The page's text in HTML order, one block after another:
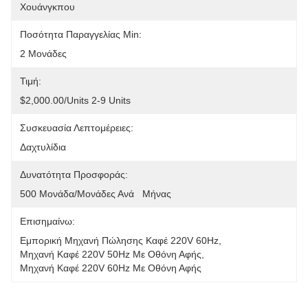
Χουάνγκπου
Ποσότητα Παραγγελίας Min:
2 Μονάδες
Τιμή:
$2,000.00/units 2-9 Units
Συσκευασία Λεπτομέρειες:
Δαχτυλίδια
Δυνατότητα Προσφοράς:
500 Μονάδα/μονάδες Ανά   Μήνας
Επισημαίνω:
Εμπορική Μηχανή Πώλησης Καφέ 220V 60Hz
Μηχανή Καφέ 220V 50Hz Με Οθόνη Αφής
Μηχανή Καφέ 220V 60Hz Με Οθόνη Αφής